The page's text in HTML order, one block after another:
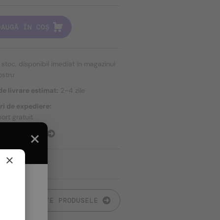
ÎN COȘ
stoc, disponibil imediat în magazinul
livrare estimat: 2–4 zile
de expediere:
gratuit
TOATE PRODUSELE
×